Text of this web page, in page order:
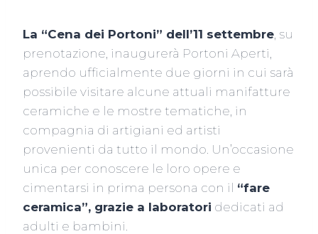
La “Cena dei Portoni” dell’11 settembre , su
prenotazione, inaugurerà Portoni Aperti,
aprendo ufficialmente due giorni in cui sarà
possibile visitare alcune attuali manifatture
ceramiche e le mostre tematiche, in
compagnia di artigiani ed artisti
provenienti da tutto il mondo. Un’occasione
unica per conoscere le loro opere e
cimentarsi in prima persona con il “fare
ceramica”, grazie a laboratori dedicati ad
adulti e bambini.